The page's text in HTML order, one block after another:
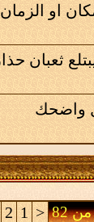
او
ثعبان
واضحك
<
1
2